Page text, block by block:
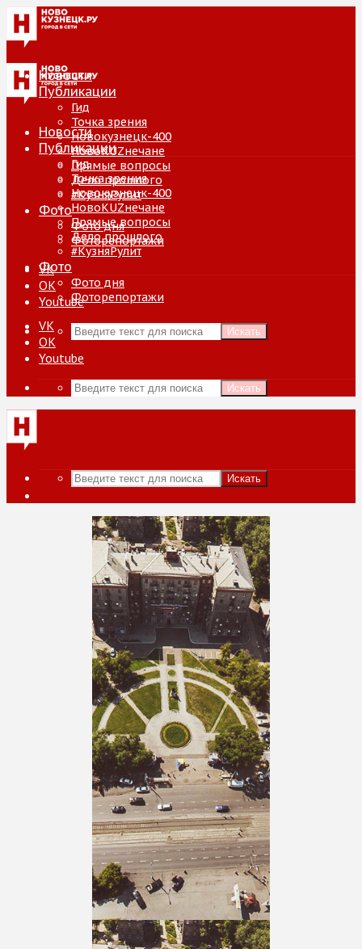
Новости
Публикации
Гид
Точка зрения
Новокузнецк-400
НовоKUZнечане
Прямые вопросы
Дело прошлого
#КузняРулит
Фото
Фото дня
Фоторепортажи
VK
ОК
Youtube
Искать
Новости
Публикации
Гид
Точка зрения
Новокузнецк-400
НовоKUZнечане
Прямые вопросы
Дело прошлого
#КузняРулит
Фото
Фото дня
Фоторепортажи
VK
ОК
Youtube
Искать
Искать